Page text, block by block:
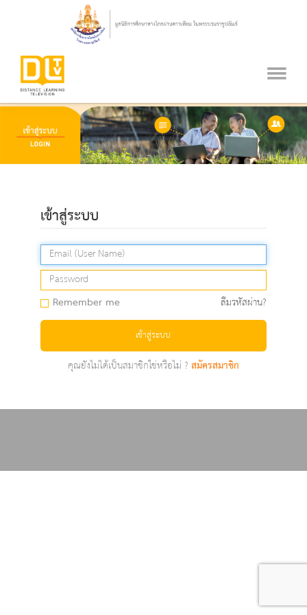
เข้าสู่ระบบ
Remember me ลืมรหัสผ่าน?
เข้าสู่ระบบ
คุณยังไม่ได้เป็นสมาชิกใช่หรือไม่ ?สมัครสมาชิก